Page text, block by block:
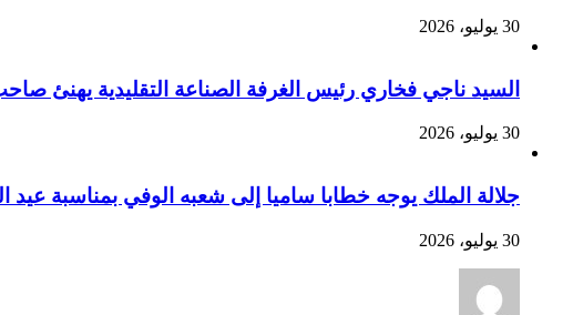
30 يوليو، 2026
السيد ناجي فخاري رئيس الغرفة الصناعة التقليدية يهنئ صاحب الجلالة
30 يوليو، 2026
جلالة الملك يوجه خطابا ساميا إلى شعبه الوفي بمناسبة عيد
30 يوليو، 2026